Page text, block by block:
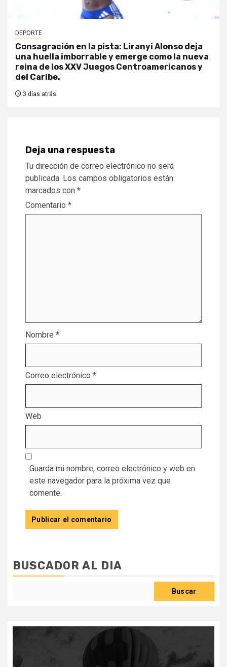
DEPORTE
Consagración en la pista: Liranyi Alonso deja
una huella imborrable y emerge como la nueva
reina de los XXV Juegos Centroamericanos y
del Caribe.
3 días atrás
Deja una respuesta
Tu dirección de correo electrónico no será
publicada. Los campos obligatorios están
marcados con *
Comentario *
Nombre *
Correo electrónico *
Web
Guarda mi nombre, correo electrónico y web en
este navegador para la próxima vez que
comente.
BUSCADOR AL DIA
Buscar